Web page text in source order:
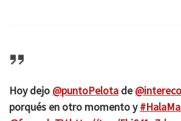
Hoy dejo @puntoPelota de
porqués en otro momento y